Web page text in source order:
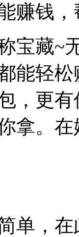
赚钱
宝藏~
能轻
，更
拿。
单，